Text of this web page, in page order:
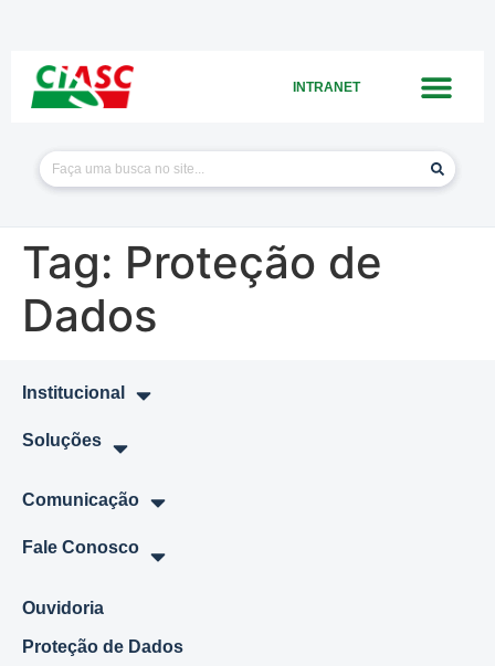
INTRANET
Tag: Proteção de
Dados
Institucional
Soluções
Comunicação
Fale Conosco
Ouvidoria
Proteção de Dados